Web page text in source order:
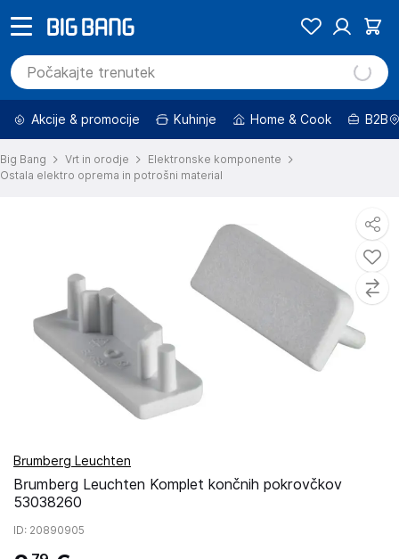
Akcije & promocije Kuhinje Home & Cook B2B
Big Bang Vrt in orodje
Elektronske komponente
Ostala elektro oprema in potrošni material
Brumberg Leuchten
Brumberg Leuchten Komplet končnih pokrovčkov
53038260
ID: 20890905